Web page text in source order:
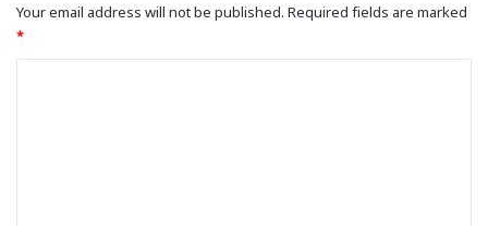
Your email address will not be published. Required fields are marked
*